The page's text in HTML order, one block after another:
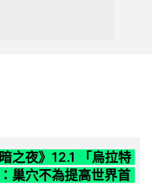
之夜》12.1 「烏拉特
巢穴不為提高世界首